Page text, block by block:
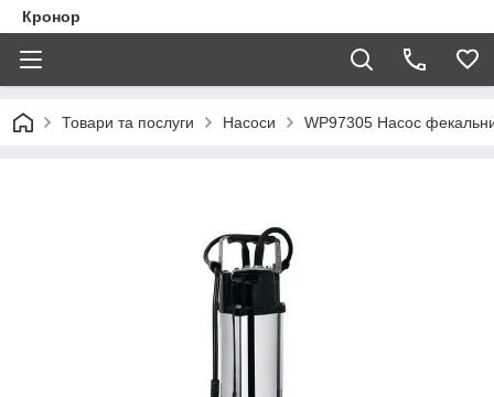
Кронор
Товари та послуги Насоси WP97305 Насос